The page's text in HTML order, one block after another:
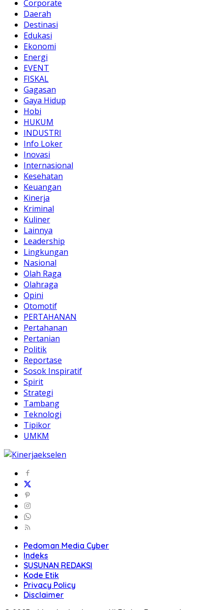
Corporate
Daerah
Destinasi
Edukasi
Ekonomi
Energi
EVENT
FISKAL
Gagasan
Gaya Hidup
Hobi
HUKUM
INDUSTRI
Info Loker
Inovasi
Internasional
Kesehatan
Keuangan
Kinerja
Kriminal
Kuliner
Lainnya
Leadership
Lingkungan
Nasional
Olah Raga
Olahraga
Opini
Otomotif
PERTAHANAN
Pertahanan
Pertanian
Politik
Reportase
Sosok Inspiratif
Spirit
Strategi
Tambang
Teknologi
Tipikor
UMKM
Pedoman Media Cyber
Indeks
SUSUNAN REDAKSI
Kode Etik
Privacy Policy
Disclaimer